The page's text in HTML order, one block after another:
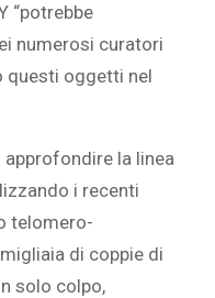
“potrebbe
numerosi curatori
questi oggetti nel
approfondire la linea
i recenti
telomero-
di coppie di
solo colpo,